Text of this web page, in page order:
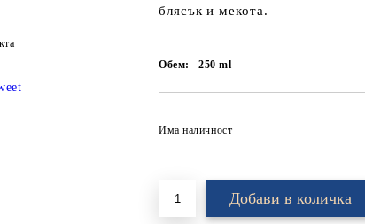
блясък и мекота.
Обем: 250ml
Има наличност